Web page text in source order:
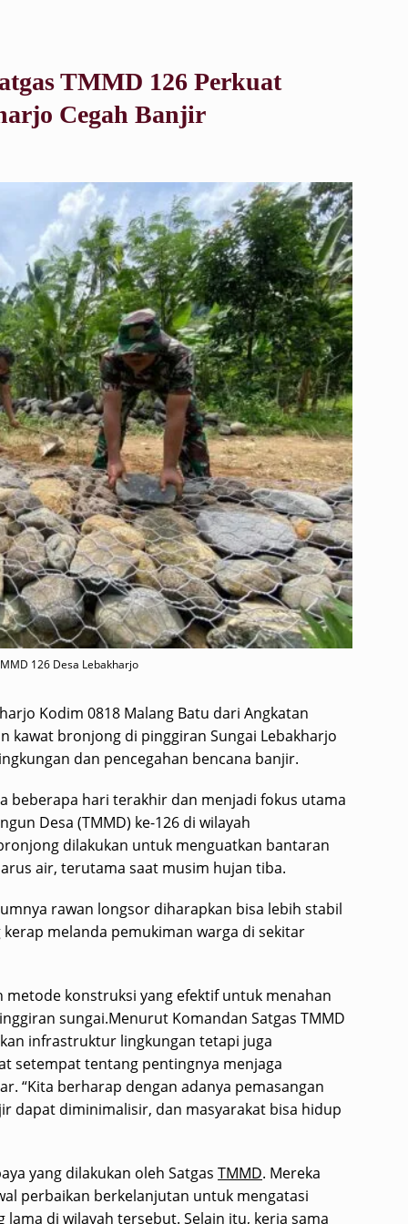
TMMD 126 Perkuat
Cegah Banjir
126 Desa Lebakharjo
Kodim 0818 Malang Batu dari Angkatan
kawat bronjong di pinggiran Sungai Lebakharjo
dan pencegahan bencana banjir.
beberapa hari terakhir dan menjadi fokus utama
Desa (TMMD) ke-126 di wilayah
dilakukan untuk menguatkan bantaran
air, terutama saat musim hujan tiba.
rawan longsor diharapkan bisa lebih stabil
melanda pemukiman warga di sekitar
konstruksi yang efektif untuk menahan
sungai.Menurut Komandan Satgas TMMD
infrastruktur lingkungan tetapi juga
setempat tentang pentingnya menjaga
“Kita berharap dengan adanya pemasangan
dapat diminimalisir, dan masyarakat bisa hidup
yang dilakukan oleh Satgas TMMD. Mereka
perbaikan berkelanjutan untuk mengatasi
di wilayah tersebut. Selain itu, kerja sama